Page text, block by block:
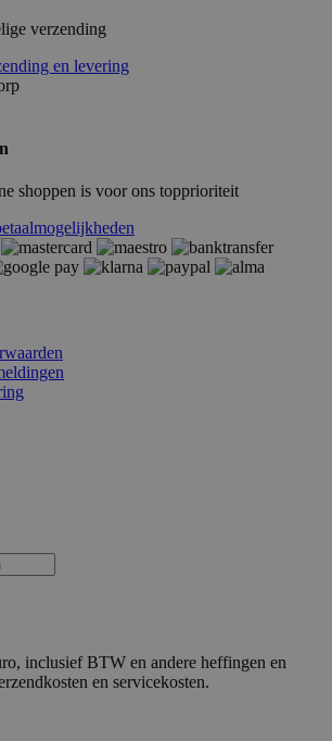
verzending
en levering
shoppen is voor ons topprioriteit
inclusief BTW en andere heffingen en
en servicekosten.